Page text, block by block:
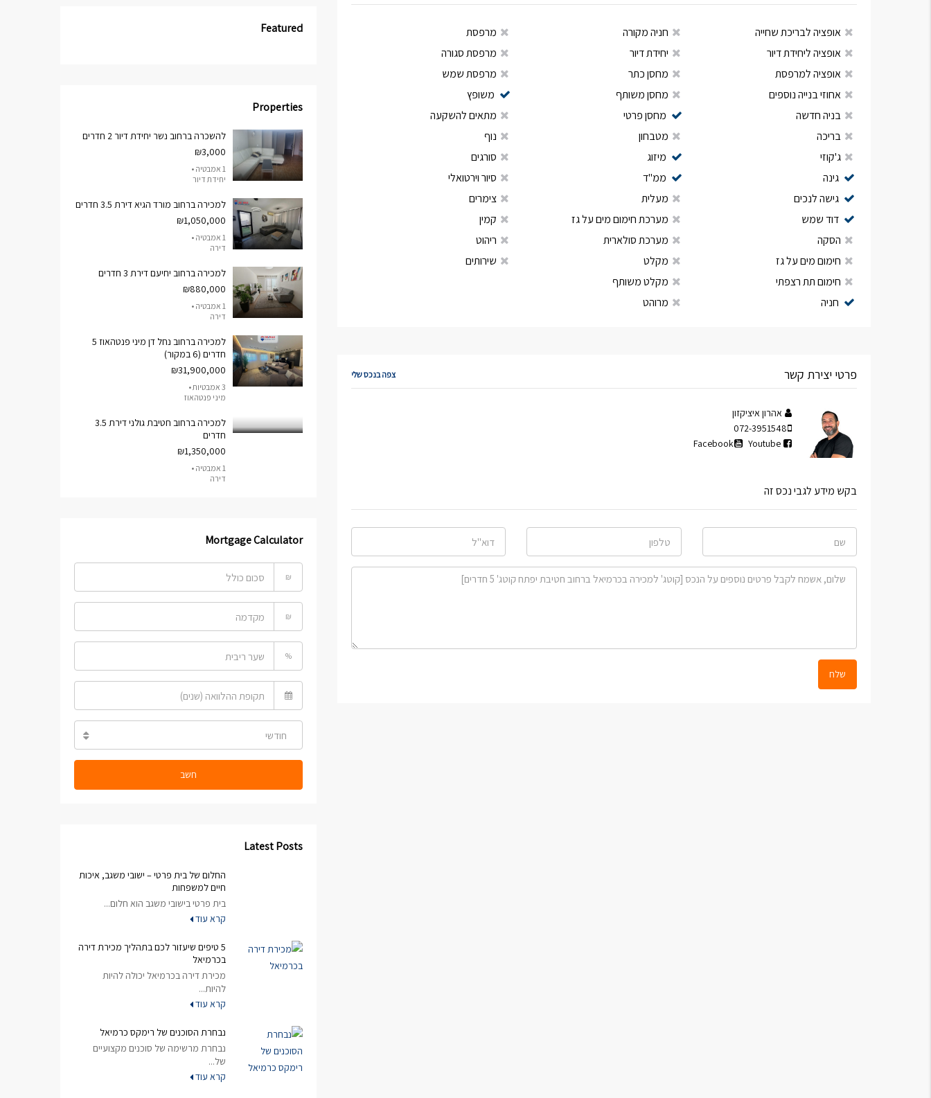
אופציה לבריכת שחייה
אופציה ליחידת דיור
אופציה למרפסת
אחוזי בנייה נוספים
בניה חדשה
בריכה
ג'קוזי
גינה
גישה לנכים
דוד שמש
הסקה
חימום מים על גז
חימום תת רצפתי
חניה
חניה מקורה
יחידת דיור
מחסן כתר
מחסן משותף
מחסן פרטי
מטבחון
מיזוג
ממ"ד
מעלית
מערכת חימום מים על גז
מערכת סולארית
מקלט
מקלט משותף
מרוהט
מרפסת
מרפסת סגורה
מרפסת שמש
משופץ
מתאים להשקעה
נוף
סורגים
סיור וירטואלי
צימרים
קמין
ריהוט
שירותים
פרטי יצירת קשר צפה בנכס שלי
אהרון איציקזון
072-3951548
Facebook
Youtube
בקש מידע לגבי נכס זה
שלח
Featured
Properties
להשכרה ברחוב נשר יחידת דיור 2 חדרים
₪3,000
1 אמבטיה •
יחידת דיור
למכירה ברחוב מורד הגיא דירת 3.5 חדרים
₪1,050,000
1 אמבטיה •
דירה
למכירה ברחוב יחיעם דירת 3 חדרים
₪880,000
1 אמבטיה •
דירה
למכירה ברחוב נחל דן מיני פנטהאוז 5
חדרים (6 במקור)
₪31,900,000
3 אמבטיות •
מיני פנטהאוז
למכירה ברחוב חטיבת גולני דירת 3.5
חדרים
₪1,350,000
1 אמבטיה •
דירה
Mortgage Calculator
₪
₪
%
חודשי
חשב
Latest Posts
החלום של בית פרטי – ישובי משגב, איכות
חיים למשפחות
בית פרטי בישובי משגב הוא חלום...
קרא עוד
5 טיפים שיעזור לכם בתהליך מכירת דירה
בכרמיאל
מכירת דירה בכרמיאל יכולה להיות
להיות...
קרא עוד
נבחרת הסוכנים של רימקס כרמיאל
נבחרת מרשימה של סוכנים מקצועיים
של...
קרא עוד